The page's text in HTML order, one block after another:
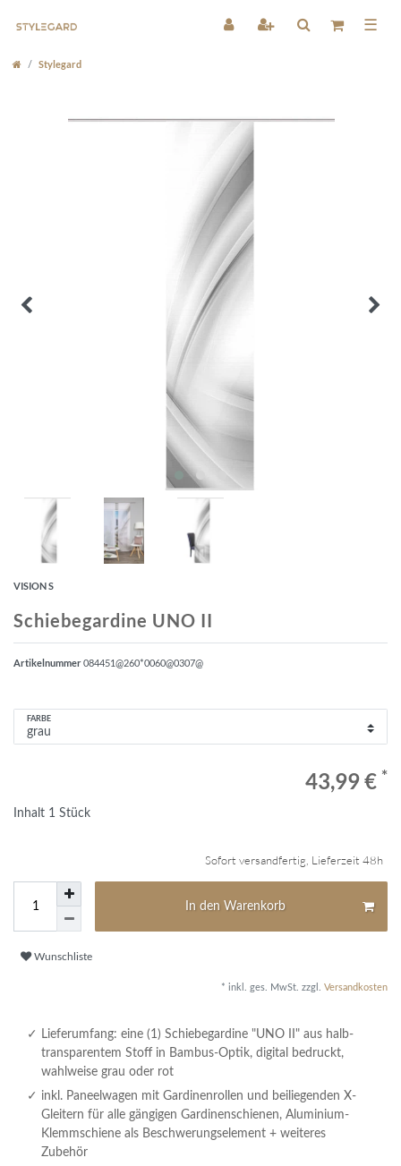
☰
Stylegard
VISION S
Schiebegardine UNO II
Artikelnummer084451@260*0060@0307@
FARBE
43,99 € *
Inhalt 1 Stück
Sofort versandfertig, Lieferzeit 48h
In den Warenkorb
Wunschliste
* inkl. ges. MwSt. zzgl. Versandkosten
Lieferumfang: eine (1) Schiebegardine "UNO II" aus halb-
transparentem Stoff in Bambus-Optik, digital bedruckt,
wahlweise grau oder rot
inkl. Paneelwagen mit Gardinenrollen und beiliegenden X-
Gleitern für alle gängigen Gardinenschienen, Aluminium-
Klemmschiene als Beschwerungselement + weiteres
Zubehör